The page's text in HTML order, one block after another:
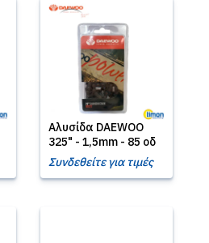
Αλυσίδα DΑΕWΟΟ
325" - 1,5mm - 85 οδ
Συνδεθείτε για τιμές